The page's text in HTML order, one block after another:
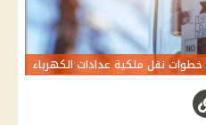
نقل ملكية عدادات الكهرباء